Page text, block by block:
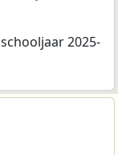
2025-